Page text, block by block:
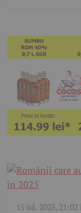
15 iul. 2025, 21:02